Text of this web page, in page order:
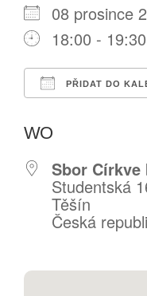
08 prosince
18:00 - 19:30
PŘIDAT DO
WO
Sbor Církve
Studentská
Těšín
Česká